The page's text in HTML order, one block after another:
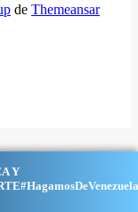
Y
de Themeansar